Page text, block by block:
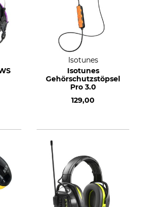
Isotunes
Isotunes
Gehörschutzstöpsel
Pro 3.0
129,00